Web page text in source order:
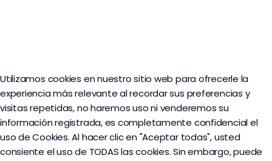
Utilizamos cookies en nuestro sitio web para ofrecerle la
experiencia más relevante al recordar sus preferencias y
visitas repetidas, no haremos uso ni venderemos su
información registrada, es completamente confidencial el
uso de Cookies. Al hacer clic en "Aceptar todas", usted
consiente el uso de TODAS las cookies. Sin embargo, puede